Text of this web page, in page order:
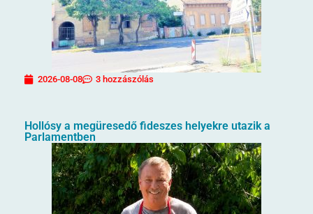
2026-08-08 3 hozzászólás
Hollósy a megüresedő fideszes helyekre utazik a
Parlamentben